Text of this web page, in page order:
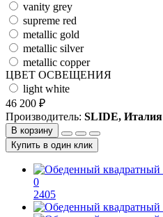
vanity grey
supreme red
metallic gold
metallic silver
metallic copper
ЦВЕТ ОСВЕЩЕНИЯ
light white
46 200 ₽
Производитель: SLIDE, Италия
В корзину
Купить в один клик
0
2405